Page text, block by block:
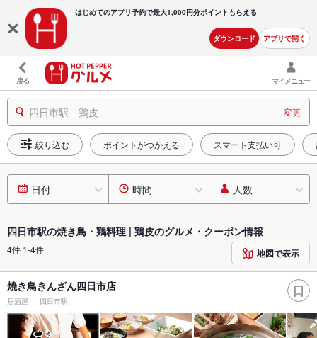
はじめてのアプリ予約で最大1,000円分ポイントもらえる
ダウンロード アプリで開く
戻る マイメニュー
四日市駅 鶏皮 変更
絞り込む ポイントがつかえる スマート支払い可
日付 時間 人数
四日市駅の焼き鳥・鶏料理 | 鶏皮のグルメ・クーポン情報
4件 1-4件 地図で表示
焼き鳥きんざん四日市店
居酒屋 四日市駅